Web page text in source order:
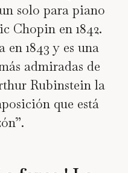
solo para piano
Chopin en 1842.
1843 y es una
admiradas de
Rubinstein la
que está